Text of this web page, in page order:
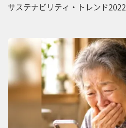
サステナビリティ・トレンド2022